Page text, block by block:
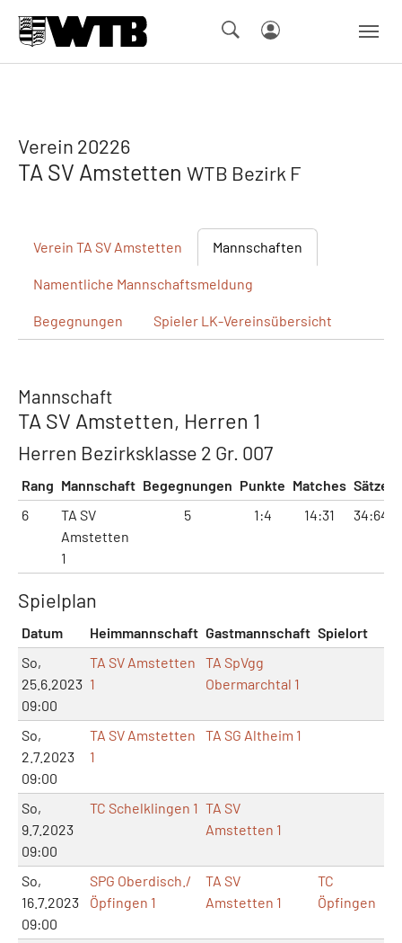
Verein 20226
TA SV Amstetten WTB Bezirk F
Verein TA SV Amstetten Mannschaften
Namentliche Mannschaftsmeldung
Begegnungen Spieler LK-Vereinsübersicht
Mannschaft
TA SV Amstetten, Herren 1
Herren Bezirksklasse 2 Gr. 007
Rang Mannschaft Begegnungen Punkte Matches Sätze
6
TA SV
Amstetten
1
5 1:4 14:31 34:64
Spielplan
Datum Heimmannschaft Gastmannschaft Spielort
So,
25.6.2023
09:00
TA SV Amstetten
1
TA SpVgg
Obermarchtal 1
So,
2.7.2023
09:00
TA SV Amstetten
1
TA SG Altheim 1
So,
9.7.2023
09:00
TC Schelklingen 1 TA SV
Amstetten 1
So,
16.7.2023
09:00
SPG Oberdisch./
Öpfingen 1
TA SV
Amstetten 1
TC
Öpfingen